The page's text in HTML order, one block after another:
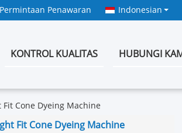
Permintaan Penawaran Indonesian
KONTROL KUALITAS HUBUNGI
Cone Dyeing Machine
Fit Cone Dyeing Machine